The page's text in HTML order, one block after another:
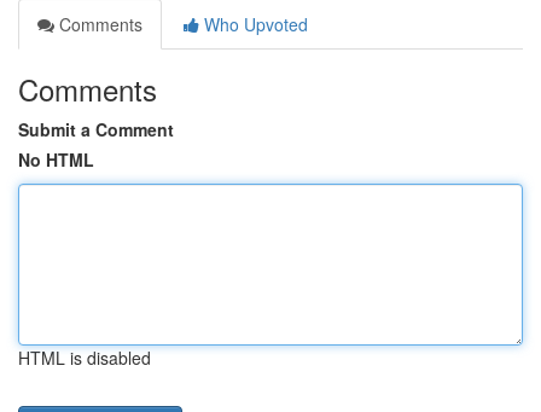
Comments
Who Upvoted
Comments
Submit a Comment
No HTML
HTML is disabled